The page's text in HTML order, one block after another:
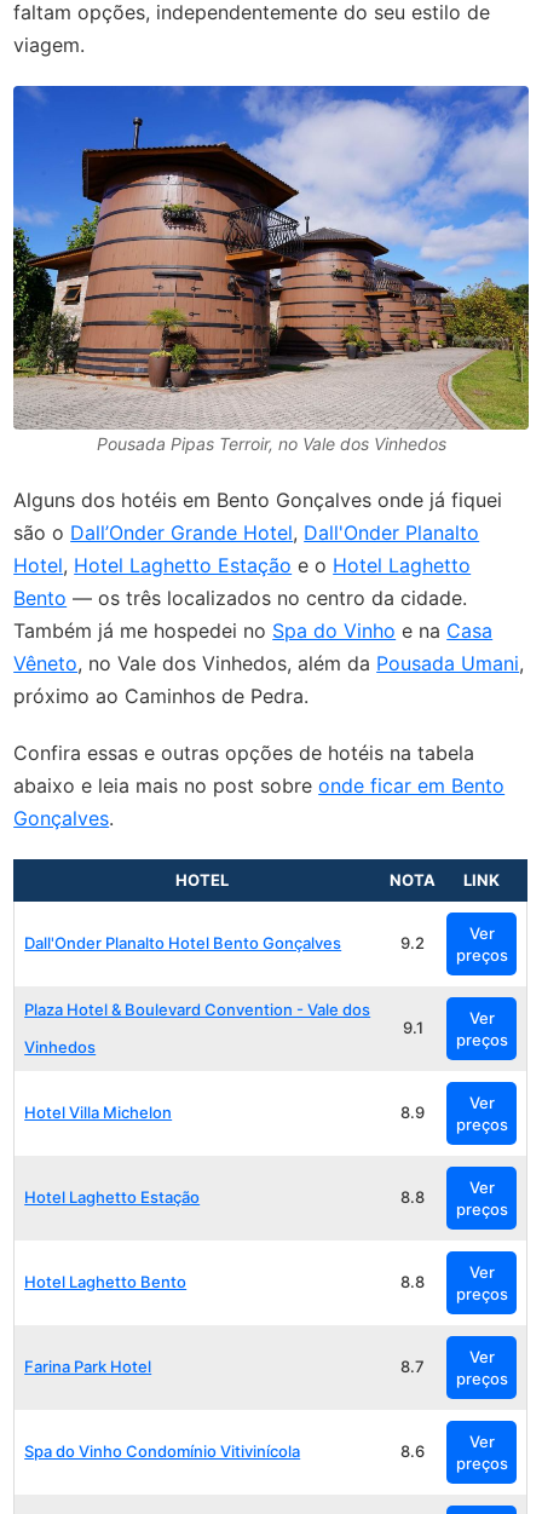
faltam opções, independentemente do seu estilo de
viagem.
Pousada Pipas Terroir, no Vale dos Vinhedos
Alguns dos hotéis em Bento Gonçalves onde já fiquei
são o Dall’Onder Grande Hotel, Dall'Onder Planalto
Hotel, Hotel Laghetto Estação e o Hotel Laghetto
Bento — os três localizados no centro da cidade.
Também já me hospedei no Spa do Vinho e na Casa
Vêneto, no Vale dos Vinhedos, além da Pousada Umani,
próximo ao Caminhos de Pedra.
Confira essas e outras opções de hotéis na tabela
abaixo e leia mais no post sobreonde ficar em Bento
Gonçalves.
HOTEL NOTA LINK
Dall'Onder Planalto Hotel Bento Gonçalves 9.2
Ver
preços
Plaza Hotel & Boulevard Convention - Vale dos
Vinhedos
9.1
Ver
preços
Hotel Villa Michelon 8.9
Ver
preços
Hotel Laghetto Estação 8.8
Ver
preços
Hotel Laghetto Bento 8.8
Ver
preços
Farina Park Hotel 8.7
Ver
preços
Spa do Vinho Condomínio Vitivinícola 8.6
Ver
preços